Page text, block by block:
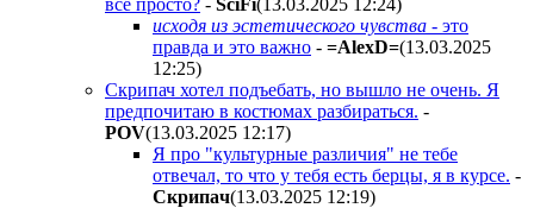
исходя из эстетического чувства - это
правда и это важно - =AlexD=(13.03.2025
12:25)
Скрипач хотел подъебать, но вышло не очень. Я
предпочитаю в костюмах разбираться. -
POV(13.03.2025 12:17)
Я про "культурные различия" не тебе
отвечал, то что у тебя есть берцы, я в курсе. -
Cкpипaч(13.03.2025 12:19)